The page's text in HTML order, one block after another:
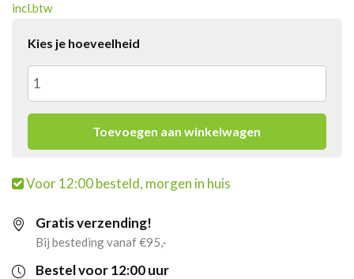
incl.btw
Kies je hoeveelheid
Fonte
Raspberry
(2000gr)
aantal
Toevoegen aan winkelwagen
Voor 12:00 besteld, morgen in huis
Gratis verzending!
Bij besteding vanaf €95,-
Bestel voor 12:00 uur